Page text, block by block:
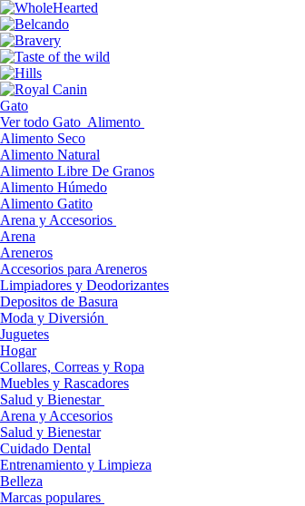
Gato
Ver todo Gato Alimento
Alimento Seco
Alimento Natural
Alimento Libre De Granos
Alimento Húmedo
Alimento Gatito
Arena y Accesorios
Arena
Areneros
Accesorios para Areneros
Limpiadores y Deodorizantes
Depositos de Basura
Moda y Diversión
Juguetes
Hogar
Collares, Correas y Ropa
Muebles y Rascadores
Salud y Bienestar
Arena y Accesorios
Salud y Bienestar
Cuidado Dental
Entrenamiento y Limpieza
Belleza
Marcas populares